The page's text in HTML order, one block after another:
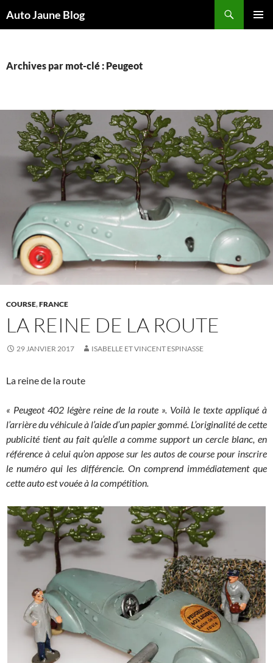
Auto Jaune Blog
Archives par mot-clé : Peugeot
COURSE,FRANCE
LA REINE DE LA ROUTE
29 JANVIER 2017 ISABELLE ET VINCENT ESPINASSE
La reine de la route
« Peugeot 402 légère reine de la route ». Voilà le texte appliqué à
l’arrière du véhicule à l’aide d’un papier gommé. L’originalité de cette
publicité tient au fait qu’elle a comme support un cercle blanc, en
référence à celui qu’on appose sur les autos de course pour inscrire
le numéro qui les différencie. On comprend immédiatement que
cette auto est vouée à la compétition.